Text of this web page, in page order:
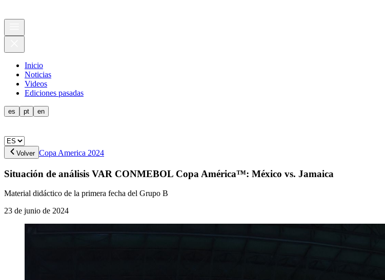
Inicio
Noticias
Videos
Ediciones pasadas
es pt en
Volver Copa America 2024
Situación de análisis VAR CONMEBOL Copa América™: México vs. Jamaica
Material didáctico de la primera fecha del Grupo B
23 de junio de 2024